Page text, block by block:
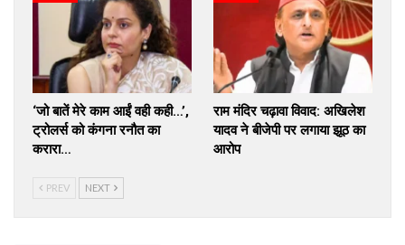
‘जो बातें मेरे काम आईं वही कही…’,
ट्रोलर्स को कंगना रनौत का
करारा…
राम मंदिर चढ़ावा विवाद: अखिलेश
यादव ने बीजेपी पर लगाया झूठ का
आरोप
PREV NEXT